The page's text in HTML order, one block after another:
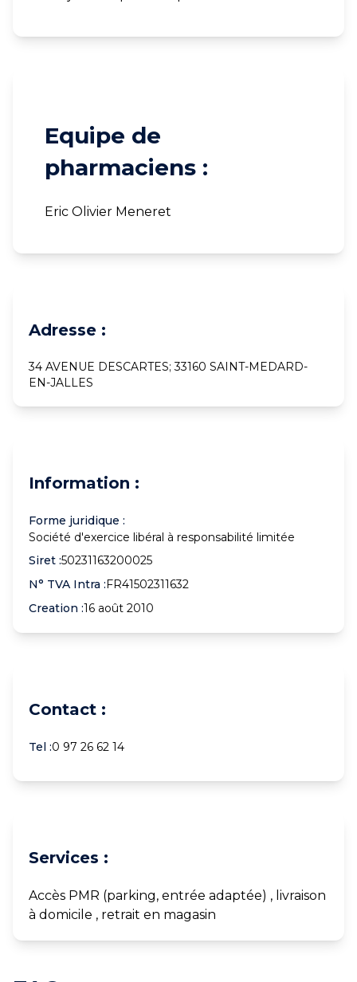
Equipe de
pharmaciens :
Eric Olivier Meneret
Adresse :
34 AVENUE DESCARTES; 33160 SAINT-MEDARD-
EN-JALLES
Information :
Forme juridique :
Société d'exercice libéral à responsabilité limitée
Siret :50231163200025
N° TVA Intra :FR41502311632
Creation :16 août 2010
Contact :
Tel :0 97 26 62 14
Services :
Accès PMR (parking, entrée adaptée) , livraison
à domicile , retrait en magasin